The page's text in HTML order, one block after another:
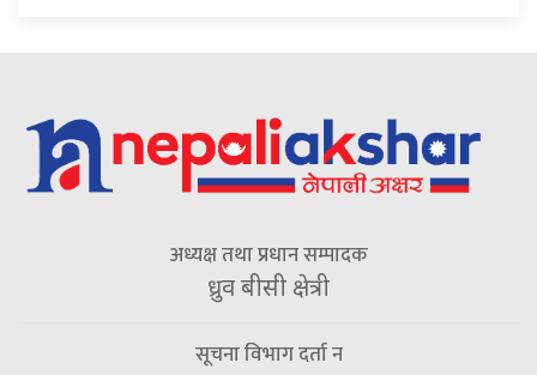
अध्यक्ष तथा प्रधान सम्पादक
ध्रुव बीसी क्षेत्री
सूचना विभाग दर्ता न